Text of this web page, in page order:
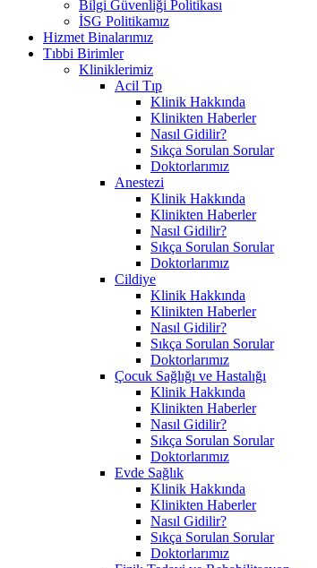
Bilgi Güvenliği Politikası
İSG Politikamız
Hizmet Binalarımız
Tıbbi Birimler
Kliniklerimiz
Acil Tıp
Klinik Hakkında
Klinikten Haberler
Nasıl Gidilir?
Sıkça Sorulan Sorular
Doktorlarımız
Anestezi
Klinik Hakkında
Klinikten Haberler
Nasıl Gidilir?
Sıkça Sorulan Sorular
Doktorlarımız
Cildiye
Klinik Hakkında
Klinikten Haberler
Nasıl Gidilir?
Sıkça Sorulan Sorular
Doktorlarımız
Çocuk Sağlığı ve Hastalığı
Klinik Hakkında
Klinikten Haberler
Nasıl Gidilir?
Sıkça Sorulan Sorular
Doktorlarımız
Evde Sağlık
Klinik Hakkında
Klinikten Haberler
Nasıl Gidilir?
Sıkça Sorulan Sorular
Doktorlarımız